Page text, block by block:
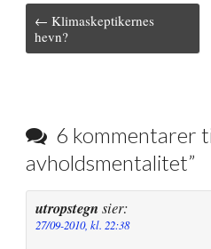
okbl
r
es
t t
Post
navigation
← Klimaskeptikernes
hevn?
6 kommentarer
avholdsmentalitet”
utropstegn sier:
27/09-2010, kl. 22:38